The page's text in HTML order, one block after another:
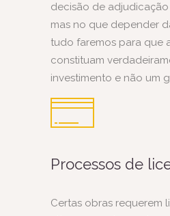
decisão de
mas no que depender
tudo faremos para que
constituam
investimento e não um
Processos de
Certas obras requerem